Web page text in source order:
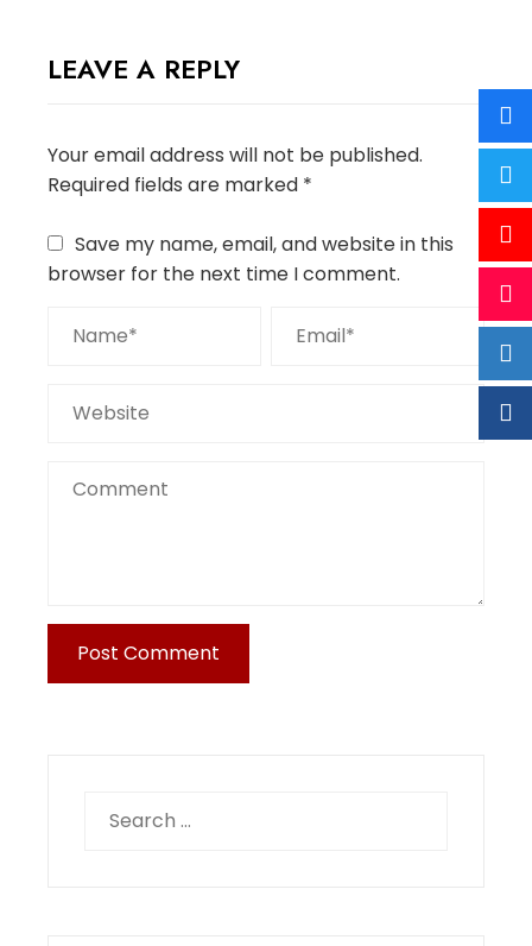
LEAVE A REPLY
Your email address will not be published.
Required fields are marked *
Save my name, email, and website in this
browser for the next time I comment.
for: